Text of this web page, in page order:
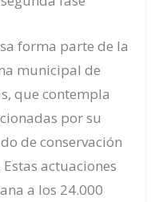
forma parte de la
municipal de
que contempla
por su
de conservación
actuaciones
a los 24.000